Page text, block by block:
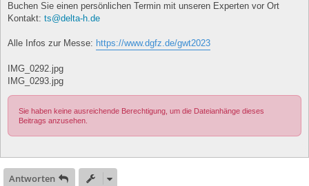
g
Buchen Sie einen persönlichen Termin mit unseren Experten vor Ort
Kontakt: ts@delta-h.de
Alle Infos zur Messe: https://www.dgfz.de/gwt2023
IMG_0292.jpg
IMG_0293.jpg
Sie haben keine ausreichende Berechtigung, um die Dateianhänge dieses
Beitrags anzusehen.
Antworten